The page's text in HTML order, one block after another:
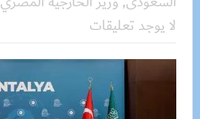
لا يوجد تعليقات